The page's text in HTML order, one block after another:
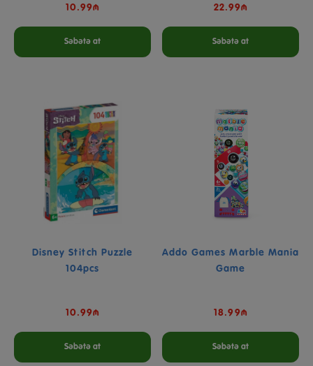
10.99₼
Səbətə at
22.99₼
Səbətə at
Disney Stitch Puzzle
104pcs
10.99₼
Səbətə at
Addo Games Marble Mania
Game
18.99₼
Səbətə at